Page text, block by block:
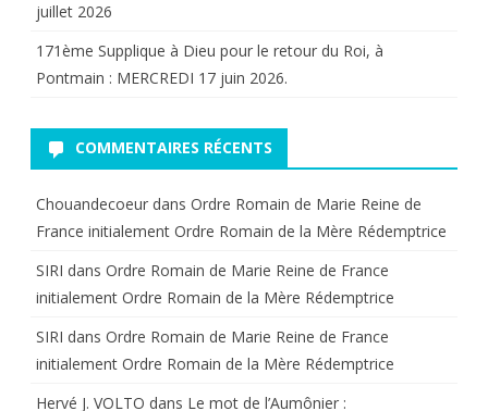
juillet 2026
171ème Supplique à Dieu pour le retour du Roi, à
Pontmain : MERCREDI 17 juin 2026.
COMMENTAIRES RÉCENTS
Chouandecoeur dans Ordre Romain de Marie Reine de
France initialement Ordre Romain de la Mère Rédemptrice
SIRI dans Ordre Romain de Marie Reine de France
initialement Ordre Romain de la Mère Rédemptrice
SIRI dans Ordre Romain de Marie Reine de France
initialement Ordre Romain de la Mère Rédemptrice
Hervé J. VOLTO dans Le mot de l’Aumônier :